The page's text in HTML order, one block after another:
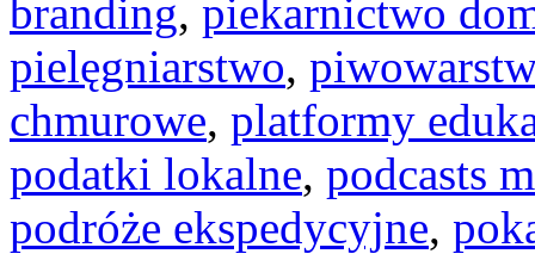
branding, piekarnictwo
pielęgniarstwo,
chmurowe, platformy
podatki lokalne, podcasts
podróże ekspedycyjne,